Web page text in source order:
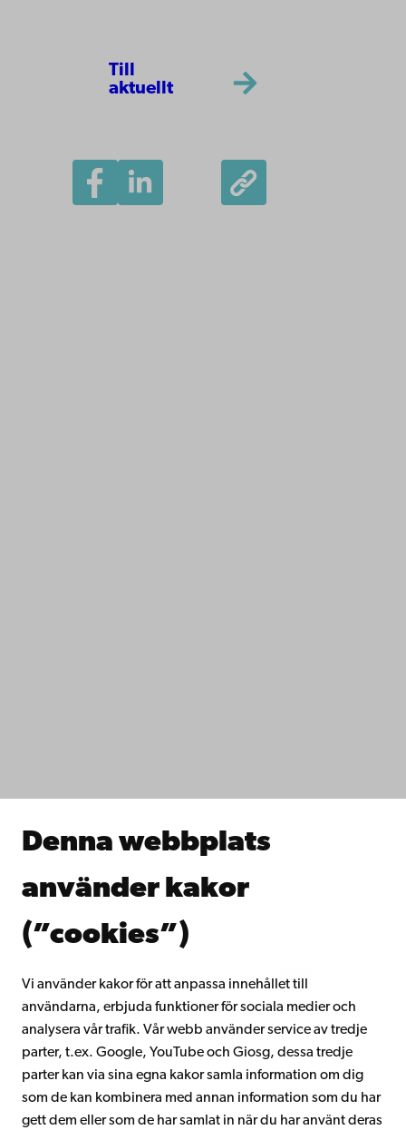
Denna webbplats
använder kakor
(”cookies”)
Vi använder kakor för att anpassa innehållet till
användarna, erbjuda funktioner för sociala medier och
analysera vår trafik. Vår webb använder service av tredje
parter, t.ex. Google, YouTube och Giosg, dessa tredje
parter kan via sina egna kakor samla information om dig
som de kan kombinera med annan information som du har
gett dem eller som de har samlat in när du har använt deras
Till
aktuellt
Samarbeta med oss
Kontinuerligt lärande
Gå med i Åbo Akademis alumnnätverk
Intranätet
Facebook InstagramYouTube LinkedIn Blog Snapchat